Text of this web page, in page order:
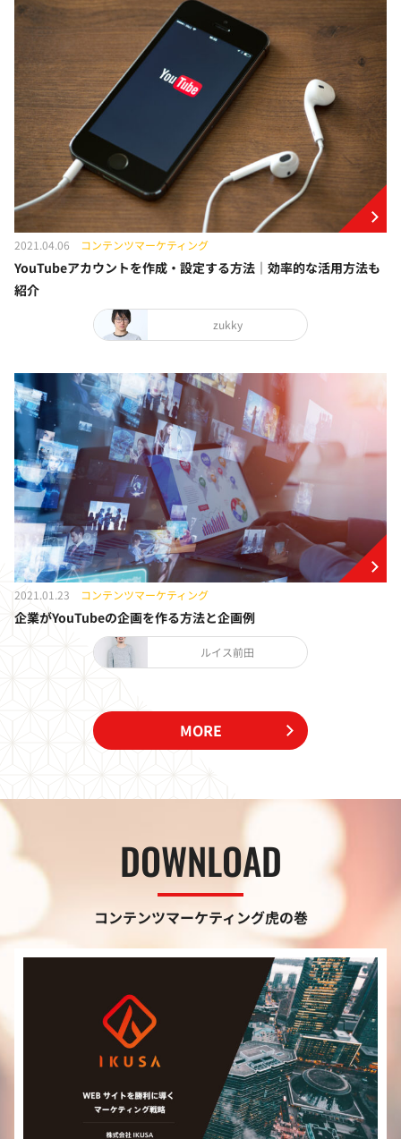
2021.04.06 コンテンツマーケティング
YouTubeアカウントを作成・設定する方法｜効率的な活用方法も
紹介
zukky
2021.01.23 コンテンツマーケティング
企業がYouTubeの企画を作る方法と企画例
ルイス前田
MORE
DOWNLOAD
コンテンツマーケティング虎の巻